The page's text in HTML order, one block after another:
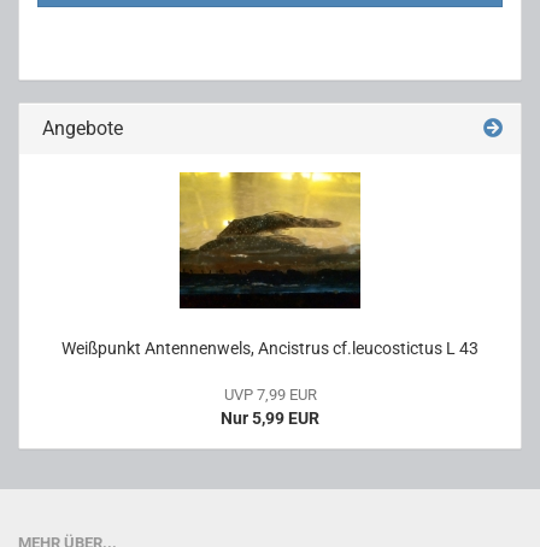
Angebote
Weiß­punkt An­ten­nen­wels, An­cis­t­rus cf.leu­costic­tus L 43
UVP 7,99 EUR
Nur 5,99 EUR
MEHR ÜBER...